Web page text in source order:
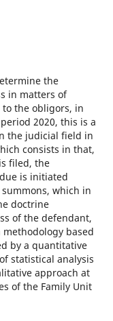
the
in matters of
the obligors, in
2020, this is a
the judicial field in
consists in that,
filed, the
is initiated
which in
doctrine
of the defendant,
based
by a quantitative
statistical analysis
approach at
of the Family Unit